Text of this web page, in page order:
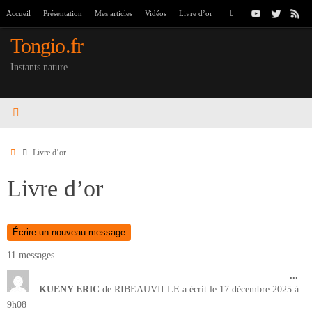
contenu
Accueil Présentation Mes articles Vidéos Livre d’or Rechercher
Tongio.fr
Instants nature
AccueilLivre d’or
Livre d’or
11 messages.
KUENY ERIC de RIBEAUVILLE a écrit le 17 décembre 2025 à
9h08
...